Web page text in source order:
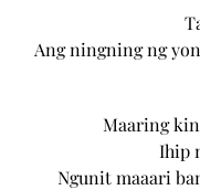
Ang ningning ng
Maaring
Ihip
Ngunit maaari